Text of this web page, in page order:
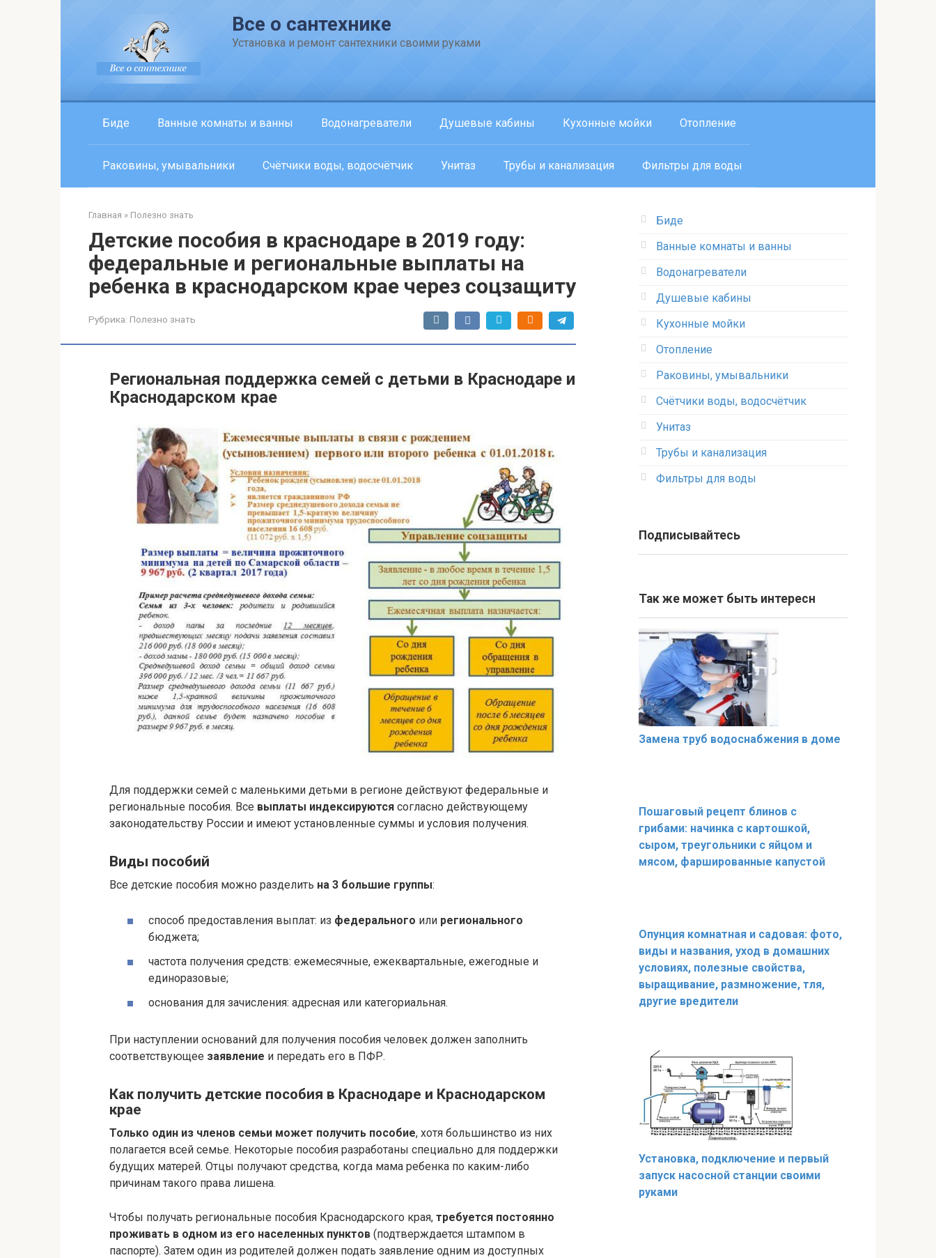
Все о сантехнике
Установка и ремонт сантехники своими руками
Биде Ванные комнаты и ванны Водонагреватели Душевые кабины Кухонные мойки Отопление
Раковины, умывальники Счётчики воды, водосчётчик Унитаз Трубы и канализация Фильтры для воды
Главная » Полезно знать
Детские пособия в краснодаре в 2019 году:
федеральные и региональные выплаты на
ребенка в краснодарском крае через соцзащиту
Рубрика: Полезно знать
Региональная поддержка семей с детьми в Краснодаре и
Краснодарском крае
Для поддержки семей с маленькими детьми в регионе действуют федеральные и
региональные пособия. Все выплаты индексируются согласно действующему
законодательству России и имеют установленные суммы и условия получения.
Виды пособий
Все детские пособия можно разделить на 3 большие группы:
способ предоставления выплат: из федерального или регионального
бюджета;
частота получения средств: ежемесячные, ежеквартальные, ежегодные и
единоразовые;
основания для зачисления: адресная или категориальная.
При наступлении оснований для получения пособия человек должен заполнить
соответствующее заявление и передать его в ПФР.
Как получить детские пособия в Краснодаре и Краснодарском
крае
Только один из членов семьи может получить пособие, хотя большинство из них
полагается всей семье. Некоторые пособия разработаны специально для поддержки
будущих матерей. Отцы получают средства, когда мама ребенка по каким-либо
причинам такого права лишена.
Чтобы получать региональные пособия Краснодарского края, требуется постоянно
проживать в одном из его населенных пунктов (подтверждается штампом в
паспорте). Затем один из родителей должен подать заявление одним из доступных
Биде
Ванные комнаты и ванны
Водонагреватели
Душевые кабины
Кухонные мойки
Отопление
Раковины, умывальники
Счётчики воды, водосчётчик
Унитаз
Трубы и канализация
Фильтры для воды
Подписывайтесь
Так же может быть интересн
Замена труб водоснабжения в доме
Пошаговый рецепт блинов с
грибами: начинка с картошкой,
сыром, треугольники с яйцом и
мясом, фаршированные капустой
Опунция комнатная и садовая: фото,
виды и названия, уход в домашних
условиях, полезные свойства,
выращивание, размножение, тля,
другие вредители
Установка, подключение и первый
запуск насосной станции своими
руками